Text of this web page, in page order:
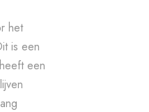
het
is een
een